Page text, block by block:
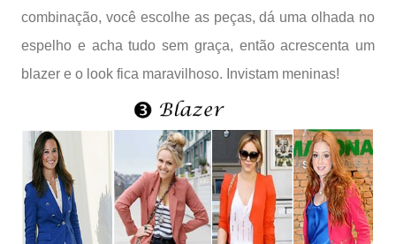
combinação, você escolhe as peças, dá uma olhada no
espelho e acha tudo sem graça, então acrescenta um
blazer e o look fica maravilhoso. Invistam meninas!